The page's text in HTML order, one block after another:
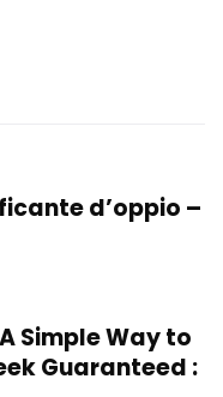
d’oppio –
Simple Way to
Guaranteed :